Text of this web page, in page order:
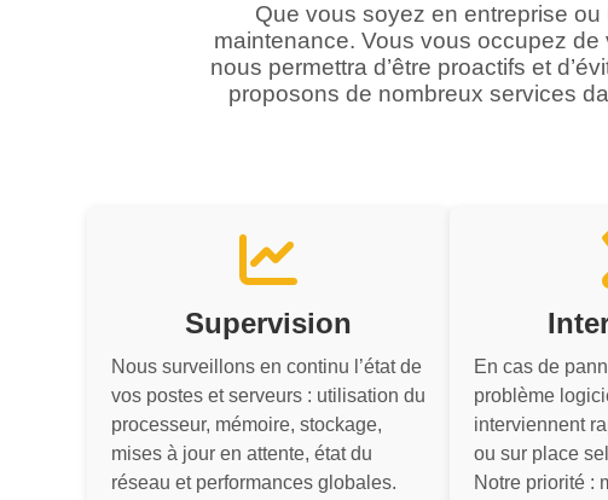
Que vous soyez en entreprise
maintenance. Vous vous occupez
nous permettra d’être proactifs et
proposons de nombreux services
Supervision
Nous surveillons en continu l’état de
vos postes et serveurs : utilisation du
processeur, mémoire, stockage,
mises à jour en attente, état du
réseau et performances globales.
En cas de
problème
interviennent
ou sur place
Notre priorité :